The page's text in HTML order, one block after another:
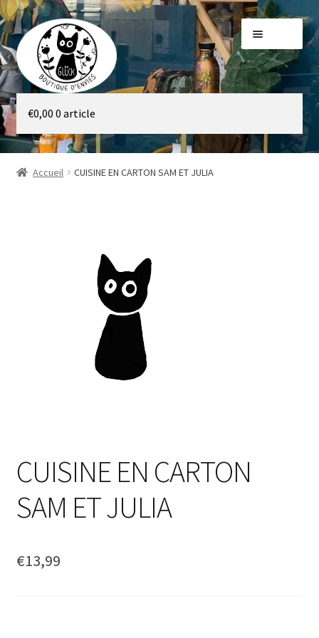
Aller
à
la
navigation
Aller
au
contenu
Galerie
Boutique
€0,00 0 article
Accueil CUISINE EN CARTON SAM ET JULIA
CUISINE EN CARTON
SAM ET JULIA
€13,99